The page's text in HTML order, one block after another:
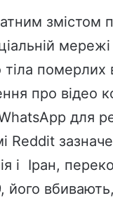
померлих
про відео
для
Reddit
і Іран,
його